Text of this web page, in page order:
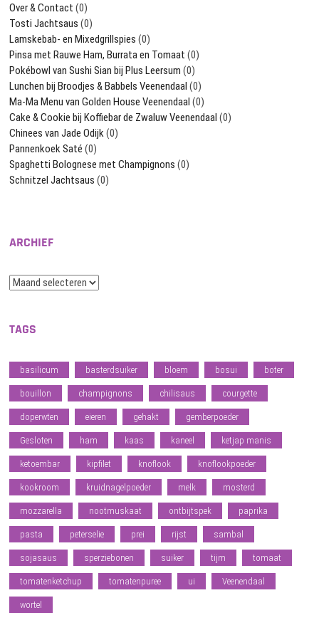
Over & Contact (0)
Tosti Jachtsaus (0)
Lamskebab- en Mixedgrillspies (0)
Pinsa met Rauwe Ham, Burrata en Tomaat (0)
Pokébowl van Sushi Sian bij Plus Leersum (0)
Lunchen bij Broodjes & Babbels Veenendaal (0)
Ma-Ma Menu van Golden House Veenendaal (0)
Cake & Cookie bij Koffiebar de Zwaluw Veenendaal (0)
Chinees van Jade Odijk (0)
Pannenkoek Saté (0)
Spaghetti Bolognese met Champignons (0)
Schnitzel Jachtsaus (0)
ARCHIEF
Archief
TAGS
basilicum basterdsuiker bloem bosui boter
bouillon champignons chilisaus courgette
doperwten eieren gehakt gemberpoeder
Gesloten ham kaas kaneel ketjap manis
ketoembar kipfilet knoflook knoflookpoeder
kookroom kruidnagelpoeder melk mosterd
mozzarella nootmuskaat ontbijtspek paprika
pasta peterselie prei rijst sambal
sojasaus sperziebonen suiker tijm tomaat
tomatenketchup tomatenpuree ui Veenendaal
wortel